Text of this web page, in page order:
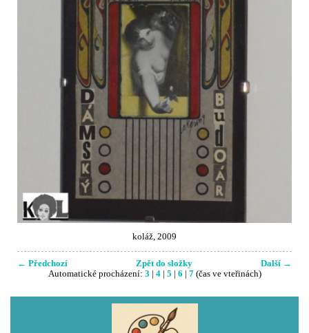
koláž, 2009
← Předchozí Další →
Zpět do složky
Automatické procházení: 3 | 4| 5 | 6 | 7(čas ve vteřinách)